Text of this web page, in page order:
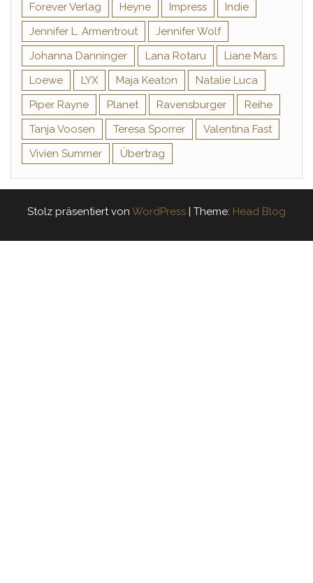
Forever Verlag
Heyne Impress
Indie
Jennifer L. Armentrout
Jennifer Wolf
Johanna Danninger
Lana Rotaru
Liane Mars
Loewe
LYX Maja Keaton
Natalie Luca
Piper Rayne
Planet Ravensburger
Reihe
Tanja Voosen
Teresa Sporrer
Valentina Fast
Vivien Summer
Übertrag
Stolz präsentiert von WordPress | Theme: Head Blog